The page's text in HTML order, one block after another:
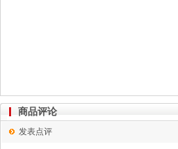
商品评论
发表点评